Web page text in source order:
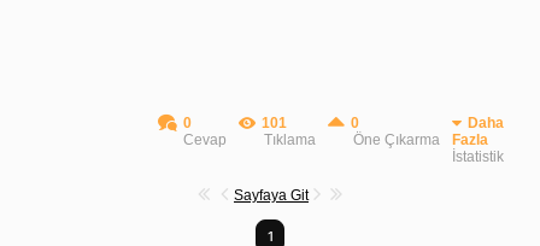
0
Cevap
101
Tıklama
0
Öne Çıkarma
Daha
Fazla
İstatistik
Sayfaya Git
1